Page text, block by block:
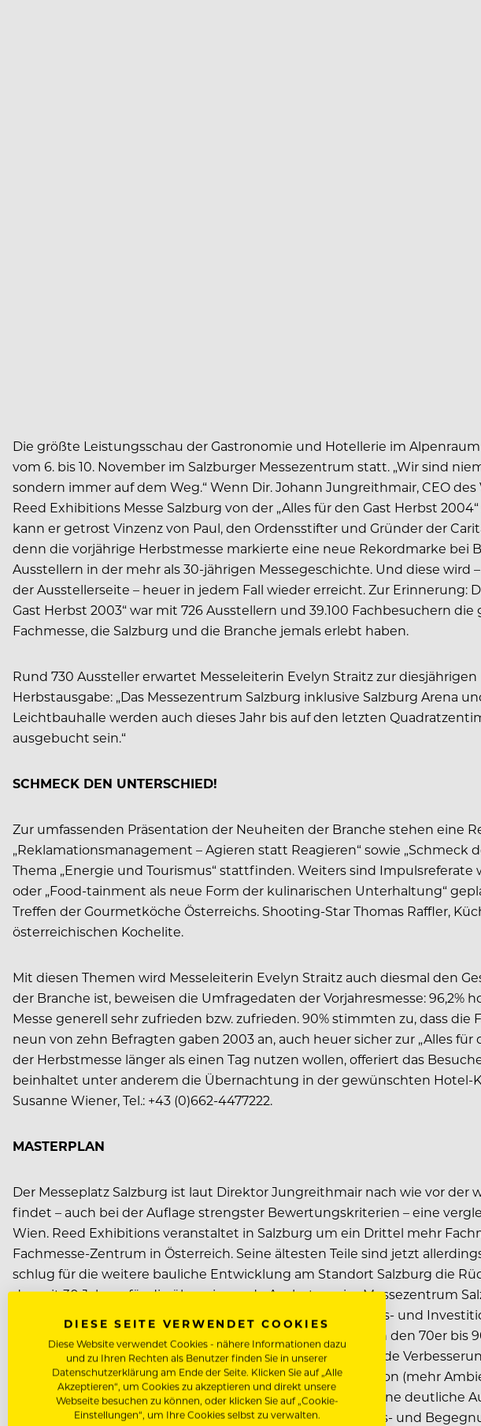
Die größte Leistungsschau der Gastronomie und Hotellerie im
vom 6. bis 10. November im Salzburger Messezentrum statt. „Wir sind
sondern immer auf dem Weg.“ Wenn Dir. Johann Jungreithmair, CEO des
Reed Exhibitions Messe Salzburg von der „Alles für den Gast Herbst
kann er getrost Vinzenz von Paul, den Ordensstifter und Gründer der
denn die vorjährige Herbstmesse markierte eine neue Rekordmarke bei
Ausstellern in der mehr als 30-jährigen Messegeschichte. Und diese wird
der Ausstellerseite – heuer in jedem Fall wieder erreicht. Zur Erinnerung:
Gast Herbst 2003“ war mit 726 Ausstellern und 39.100 Fachbesuchern die
Fachmesse, die Salzburg und die Branche jemals erlebt haben.
Rund 730 Aussteller erwartet Messeleiterin Evelyn Straitz zur diesjährigen
Herbstausgabe: „Das Messezentrum Salzburg inklusive Salzburg Arena
Leichtbauhalle werden auch dieses Jahr bis auf den letzten
ausgebucht sein.“
SCHMECK DEN UNTERSCHIED!
Zur umfassenden Präsentation der Neuheiten der Branche stehen eine
„Reklamationsmanagement – Agieren statt Reagieren“ sowie
Thema „Energie und Tourismus“ stattfinden. Weiters sind
oder „Food-tainment als neue Form der kulinarischen Unterhaltung“
Treffen der Gourmetköche Österreichs. Shooting-Star Thomas Raffler,
österreichischen Kochelite.
Mit diesen Themen wird Messeleiterin Evelyn Straitz auch diesmal den
der Branche ist, beweisen die Umfragedaten der Vorjahresmesse:
Messe generell sehr zufrieden bzw. zufrieden. 90% stimmten zu, dass
neun von zehn Befragten gaben 2003 an, auch heuer sicher zur „Alles
der Herbstmesse länger als einen Tag nutzen wollen, offeriert das
beinhaltet unter anderem die Übernachtung in der gewünschten Hotel-
Susanne Wiener, Tel.: +43 (0)662-4477222.
MASTERPLAN
Der Messeplatz Salzburg ist laut Direktor Jungreithmair nach wie vor
findet – auch bei der Auflage strengster Bewertungskriterien – eine
Wien. Reed Exhibitions veranstaltet in Salzburg um ein Drittel mehr
Fachmesse-Zentrum in Österreich. Seine ältesten Teile sind jetzt
schlug für die weitere bauliche Entwicklung am Standort Salzburg die
der seit 30 Jahren für die überwiegende Auslastung im Messezentrum
besten durch ein kurz- bzw. mittelfristiges Modernisierungs- und
von Reed Exhibitions dabei deutlich verschoben. Ging es in den 70er
Exhibitions im Vordergrund. Aus heutiger Sicht sind folgende
acht ältesten Hallen, die Verbesserung der Eingangssituation (mehr
begleitende Tagungen, Seminare und Workshops, sowie eine
darauf hin, dass gerade das Ambiente der Kommunikations- und
DIESE SEITE VERWENDET COOKIES
Diese Website verwendet Cookies - nähere Informationen dazu
und zu Ihren Rechten als Benutzer finden Sie in unserer
Datenschutzerklärung am Ende der Seite. Klicken Sie auf „Alle
Akzeptieren“, um Cookies zu akzeptieren und direkt unsere
Webseite besuchen zu können, oder klicken Sie auf „Cookie-
Einstellungen“, um Ihre Cookies selbst zu verwalten.